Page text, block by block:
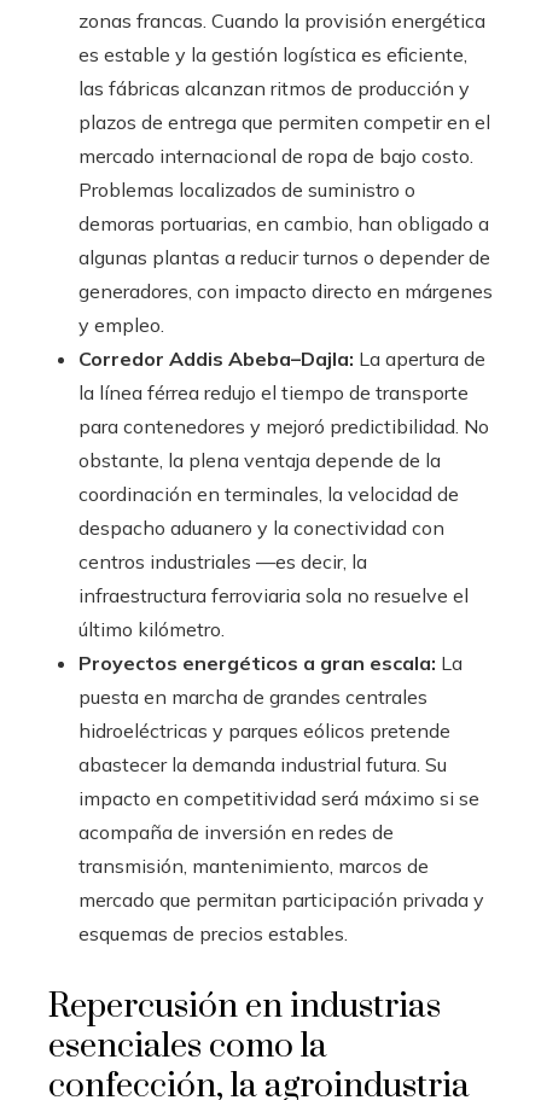
zonas francas. Cuando la provisión energética
es estable y la gestión logística es eficiente,
las fábricas alcanzan ritmos de producción y
plazos de entrega que permiten competir en el
mercado internacional de ropa de bajo costo.
Problemas localizados de suministro o
demoras portuarias, en cambio, han obligado a
algunas plantas a reducir turnos o depender de
generadores, con impacto directo en márgenes
y empleo.
Corredor Addis Abeba–Dajla: La apertura de
la línea férrea redujo el tiempo de transporte
para contenedores y mejoró predictibilidad. No
obstante, la plena ventaja depende de la
coordinación en terminales, la velocidad de
despacho aduanero y la conectividad con
centros industriales —es decir, la
infraestructura ferroviaria sola no resuelve el
último kilómetro.
Proyectos energéticos a gran escala: La
puesta en marcha de grandes centrales
hidroeléctricas y parques eólicos pretende
abastecer la demanda industrial futura. Su
impacto en competitividad será máximo si se
acompaña de inversión en redes de
transmisión, mantenimiento, marcos de
mercado que permitan participación privada y
esquemas de precios estables.
Repercusión en industrias
esenciales como la
confección, la agroindustria